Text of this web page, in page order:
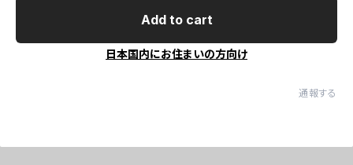
Add to cart
日本国内にお住まいの方向け
通報する